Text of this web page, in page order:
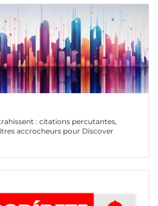
: citations percutantes,
accrocheurs pour Discover